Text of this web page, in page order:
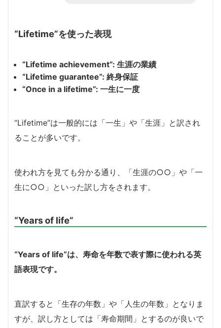
“Lifetime”を使った表現
“Lifetime achievement”: 生涯の業績
“Lifetime guarantee”: 終身保証
“Once in a lifetime”: 一生に一度
“Lifetime”は一般的には「一生」や「生涯」と訳され
ることが多いです。
使われ方を見ても分かる通り、「生涯の○○」や「一
生に○○」といった訳し方をされます。
“Years of life”
“Years of life”は、寿命を年数で表す際に使われる英
語表現です。
直訳すると「生存の年数」や「人生の年数」となりま
すが、訳し方としては「寿命期間」とするのが良いで